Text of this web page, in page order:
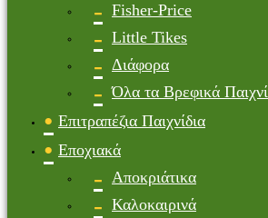
Fisher-Price
Little Tikes
Διάφορα
Όλα τα Βρεφικά
Επιτραπέζια Παιχνίδια
Εποχιακά
Αποκριάτικα
Καλοκαιρινά